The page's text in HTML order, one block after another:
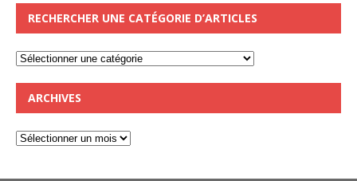
RECHERCHER UNE CATÉGORIE D’ARTICLES
ARCHIVES